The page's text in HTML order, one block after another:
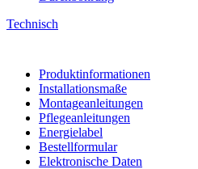
Technisch
Produktinformationen
Installationsmaße
Montageanleitungen
Pflegeanleitungen
Energielabel
Bestellformular
Elektronische Daten